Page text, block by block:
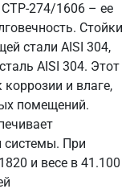
СТР-274/1606 – ее
Стойки
стали AISI 304,
AISI 304. Этот
коррозии и влаге,
помещений.
системы. При
и весе в 41.100